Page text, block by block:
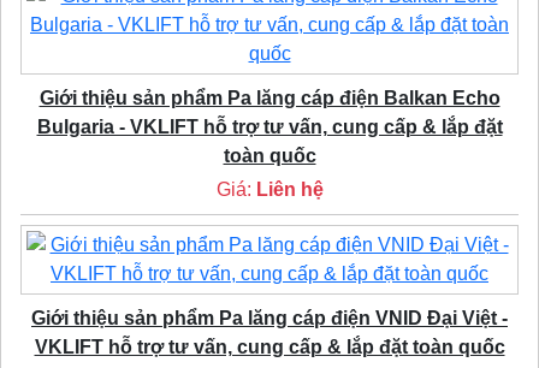
Giới thiệu sản phẩm Pa lăng cáp điện Balkan Echo
Bulgaria - VKLIFT hỗ trợ tư vấn, cung cấp & lắp đặt
toàn quốc
Giá: Liên hệ
Giới thiệu sản phẩm Pa lăng cáp điện VNID Đại Việt -
VKLIFT hỗ trợ tư vấn, cung cấp & lắp đặt toàn quốc